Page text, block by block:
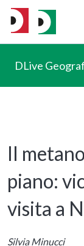
DLive
Il
piano:
visita a
Silvia Minucci